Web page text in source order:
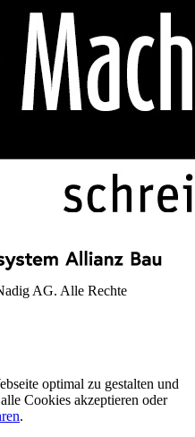
AG. Alle Rechte
optimal zu gestalten und
Cookies akzeptieren oder
.